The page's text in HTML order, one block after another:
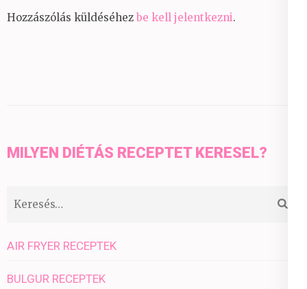
Hozzászólás küldéséhez be kell jelentkezni.
MILYEN DIÉTÁS RECEPTET KERESEL?
Keresés:
AIR FRYER RECEPTEK
BULGUR RECEPTEK